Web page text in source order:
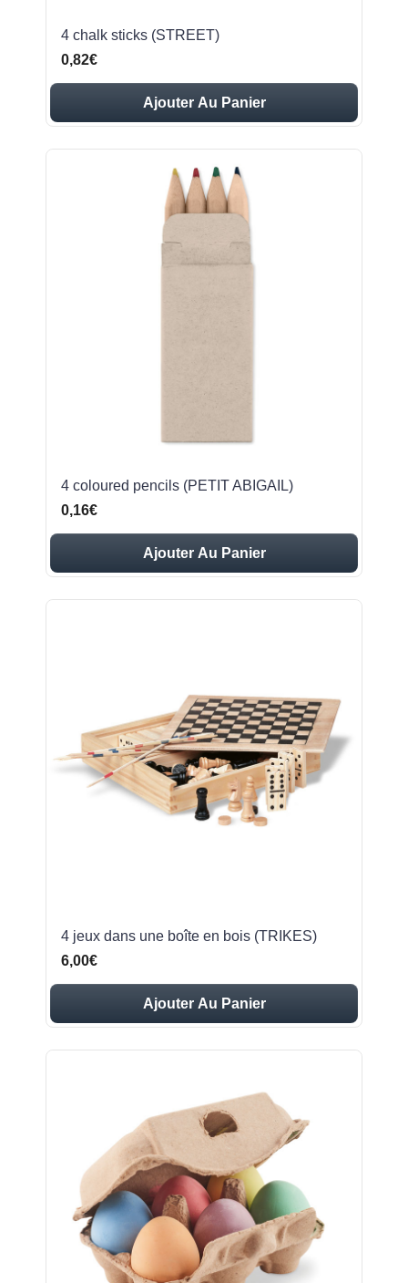
4 chalk sticks (STREET)
0,82€
Ajouter Au Panier
4 coloured pencils (PETIT ABIGAIL)
0,16€
Ajouter Au Panier
4 jeux dans une boîte en bois (TRIKES)
6,00€
Ajouter Au Panier